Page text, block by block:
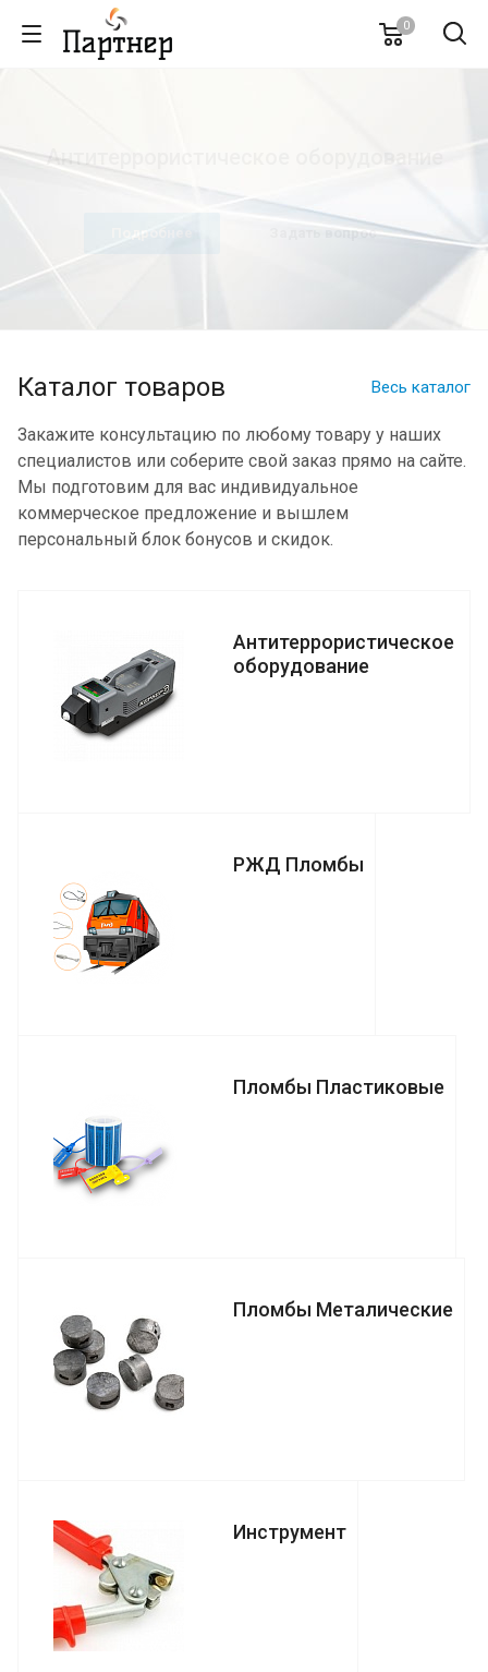
0
Антитеррористическое оборудование
Подробнее Задать вопрос
Весь каталог
Каталог товаров
Закажите консультацию по любому товару у наших
специалистов или соберите свой заказ прямо на сайте.
Мы подготовим для вас индивидуальное
коммерческое предложение и вышлем
персональный блок бонусов и скидок.
Антитеррористическое
оборудование
РЖД Пломбы
Пломбы Пластиковые
Пломбы Металические
Инструмент